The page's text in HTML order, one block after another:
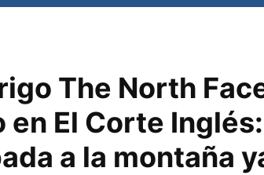
The North
en El Corte
a la montaña